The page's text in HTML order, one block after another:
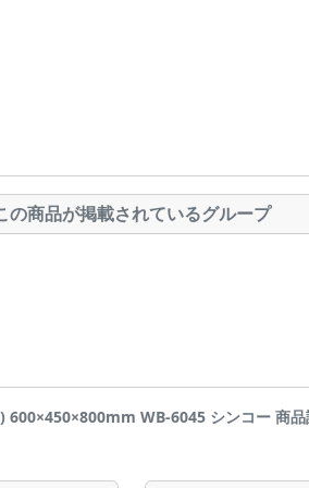
の商品が掲載されているグループ
600×450×800mm WB-6045 シンコー 商